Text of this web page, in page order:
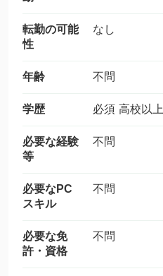
転勤の可能
性
なし
年齢 不問
学歴 必須 高校以上
必要な経験
等
不問
必要なPC
スキル
不問
必要な免
許・資格
不問